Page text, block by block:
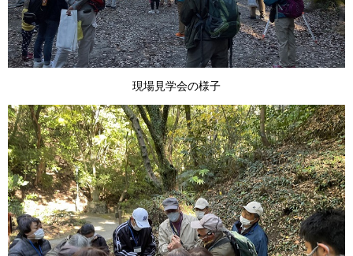
現場見学会の様子